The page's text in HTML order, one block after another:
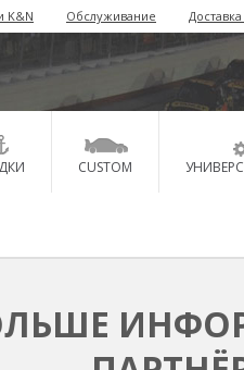
K&N Обслуживание
CUSTOM